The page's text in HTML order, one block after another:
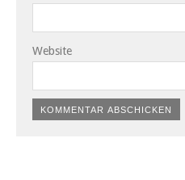
Website